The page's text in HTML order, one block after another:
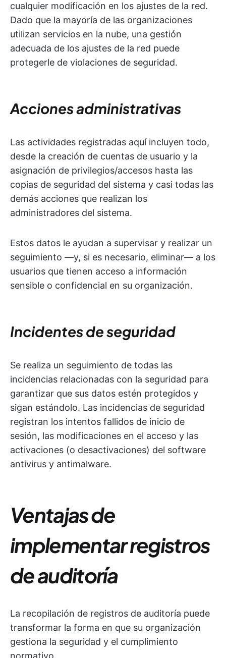
cualquier modificación en los ajustes de la red.
Dado que la mayoría de las organizaciones
utilizan servicios en la nube, una gestión
adecuada de los ajustes de la red puede
protegerle de violaciones de seguridad.
Acciones administrativas
Las actividades registradas aquí incluyen todo,
desde la creación de cuentas de usuario y la
asignación de privilegios/accesos hasta las
copias de seguridad del sistema y casi todas las
demás acciones que realizan los
administradores del sistema.
Estos datos le ayudan a supervisar y realizar un
seguimiento —y, si es necesario, eliminar— a los
usuarios que tienen acceso a información
sensible o confidencial en su organización.
Incidentes de seguridad
Se realiza un seguimiento de todas las
incidencias relacionadas con la seguridad para
garantizar que sus datos estén protegidos y
sigan estándolo. Las incidencias de seguridad
registran los intentos fallidos de inicio de
sesión, las modificaciones en el acceso y las
activaciones (o desactivaciones) del software
antivirus y antimalware.
Ventajas de
implementar registros
de auditoría
La recopilación de registros de auditoría puede
transformar la forma en que su organización
gestiona la seguridad y el cumplimiento
normativo.